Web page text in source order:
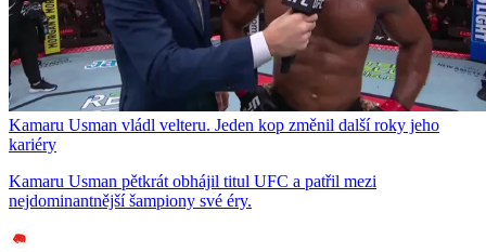
Kamaru Usman vládl velteru. Jeden kop změnil další roky jeho
kariéry
Kamaru Usman pětkrát obhájil titul UFC a patřil mezi
nejdominantnější šampiony své éry.